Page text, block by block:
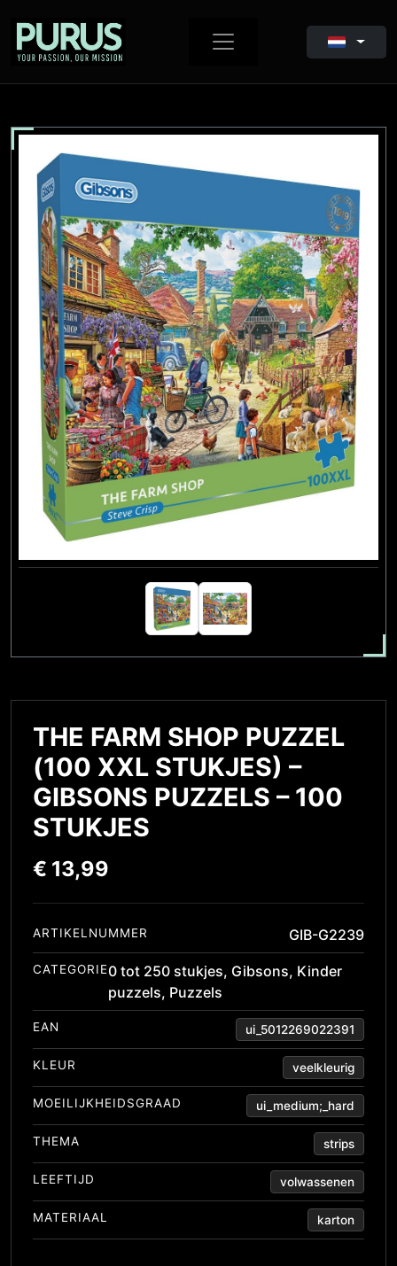
THE FARM SHOP PUZZEL
(100 XXL STUKJES) –
GIBSONS PUZZELS – 100
STUKJES
€ 13,99
ARTIKELNUMMER GIB-G2239
CATEGORIE0 tot 250 stukjes, Gibsons, Kinder
puzzels, Puzzels
EAN ui_5012269022391
KLEUR veelkleurig
MOEILIJKHEIDSGRAAD ui_medium;_hard
THEMA strips
LEEFTIJD volwassenen
MATERIAAL karton